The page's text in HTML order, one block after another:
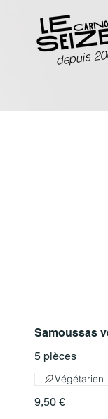
depuis
Samoussas
5 pièces
9,50 €
Végétarien